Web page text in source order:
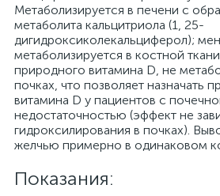
Метаболизируется в печени с
метаболита кальцитриола (1, 25-
дигидроксиколекальциферол);
метаболизируется в костной
природного витамина D, не
почках, что позволяет назначать
витамина D у пациентов с
недостаточностью (эффект не
гидроксилирования в почках).
желчью примерно в одинаковом
Показания: